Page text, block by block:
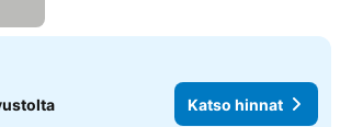
Katso hinnat